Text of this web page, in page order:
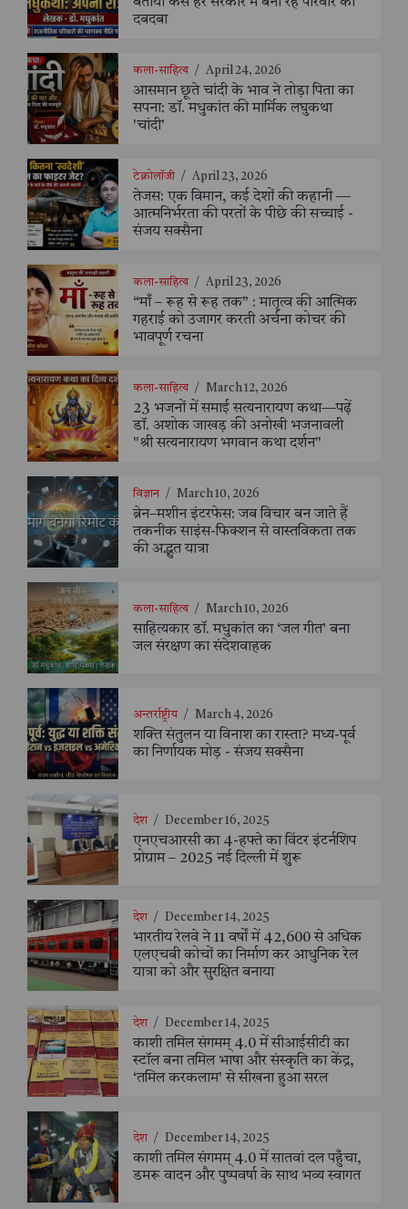
दबदबा
कला-साहित्य / April 24, 2026
आसमान छूते चांदी के भाव ने तोड़ा पिता का
सपना: डॉ. मधुकांत की मार्मिक लघुकथा
'चांदी'
टेक्नोलॉजी / April 23, 2026
तेजस: एक विमान, कई देशों की कहानी —
आत्मनिर्भरता की परतों के पीछे की सच्चाई -
संजय सक्सैना
कला-साहित्य / April 23, 2026
“माँ – रूह से रूह तक” : मातृत्व की आत्मिक
गहराई को उजागर करती अर्चना कोचर की
भावपूर्ण रचना
कला-साहित्य / March 12, 2026
23 भजनों में समाई सत्यनारायण कथा—पढ़ें
डॉ. अशोक जाखड़ की अनोखी भजनावली
"श्री सत्यनारायण भगवान कथा दर्शन"
विज्ञान / March 10, 2026
ब्रेन–मशीन इंटरफेस: जब विचार बन जाते हैं
तकनीक साइंस-फिक्शन से वास्तविकता तक
की अद्भुत यात्रा
कला-साहित्य / March 10, 2026
साहित्यकार डॉ. मधुकांत का ‘जल गीत’ बना
जल संरक्षण का संदेशवाहक
अन्तर्राष्ट्रीय / March 4, 2026
शक्ति संतुलन या विनाश का रास्ता? मध्य-पूर्व
का निर्णायक मोड़ - संजय सक्सैना
देश / December 16, 2025
एनएचआरसी का 4-हफ्ते का विंटर इंटर्नशिप
प्रोग्राम – 2025 नई दिल्ली में शुरू
देश / December 14, 2025
भारतीय रेलवे ने 11 वर्षों में 42,600 से अधिक
एलएचबी कोचों का निर्माण कर आधुनिक रेल
यात्रा को और सुरक्षित बनाया
देश / December 14, 2025
काशी तमिल संगमम् 4.0 में सीआईसीटी का
स्टॉल बना तमिल भाषा और संस्कृति का केंद्र,
‘तमिल करकलाम’ से सीखना हुआ सरल
देश / December 14, 2025
काशी तमिल संगमम् 4.0 में सातवां दल पहुँचा,
डमरू वादन और पुष्पवर्षा के साथ भव्य स्वागत